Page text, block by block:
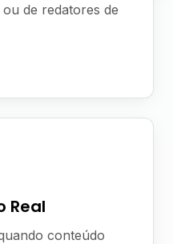
de redatores de
Real
conteúdo